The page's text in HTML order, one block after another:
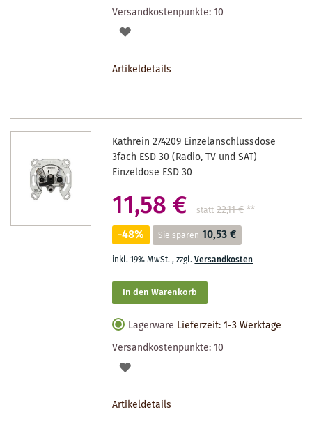
Versandkostenpunkte:10
AUF
Artikeldetails
Kathrein 274209 Einzelanschlussdose
3fach ESD 30 (Radio, TV und SAT)
Einzeldose ESD 30
11,58 € statt 22,11 €**
-48% Sie sparen 10,53 €
inkl. 19% MwSt.,zzgl.Versandkosten
In den Warenkorb
Lagerware Lieferzeit: 1-3 Werktage
Versandkostenpunkte:10
AUF
Artikeldetails